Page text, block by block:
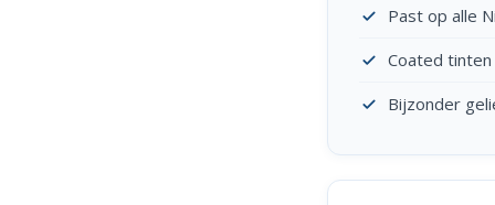
Past op alle
Coated
Bijzonder